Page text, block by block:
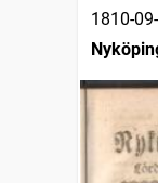
1810-
1807)